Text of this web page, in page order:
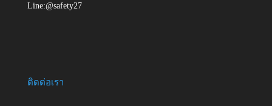
Line:@safety27
ติดต่อเรา